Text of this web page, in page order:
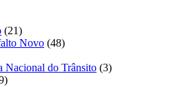
(21)
Novo (48)
Nacional do Trânsito (3)